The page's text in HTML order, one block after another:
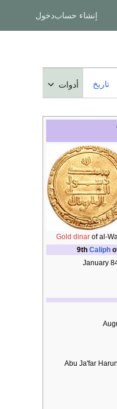
إنشاء حسابدخول
تاريخ أدوات
Gold dinar of al-
9th Caliph
Abu Ja'far